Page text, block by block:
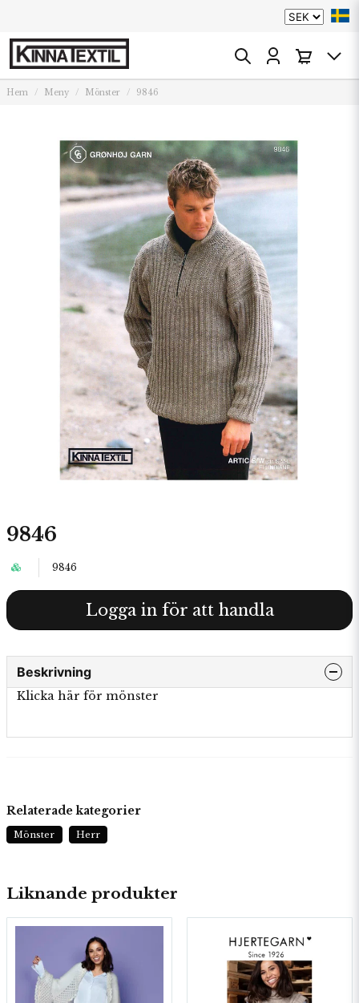
Hem Meny Mönster 9846
9846
9846
Logga in för att handla
Beskrivning
Klicka här för mönster
Liknande produkter
Relaterade kategorier
Mönster Herr